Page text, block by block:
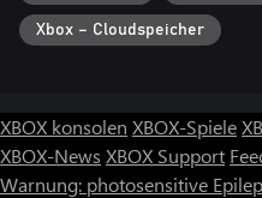
Xbox – Cloudspeicher
XBOX konsolen XBOX-Spiele
XBOX-News XBOX Support
Warnung: photosensitive